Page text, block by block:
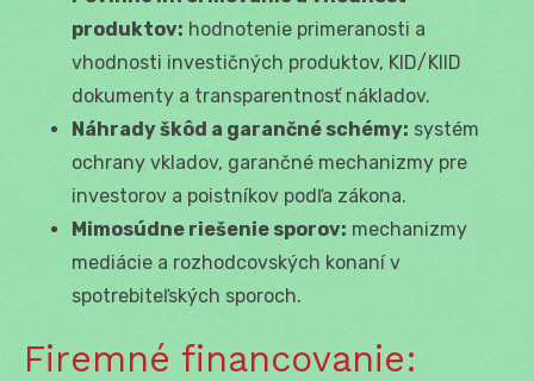
produktov: hodnotenie primeranosti a
vhodnosti investičných produktov, KID/KIID
dokumenty a transparentnosť nákladov.
Náhrady škôd a garančné schémy: systém
ochrany vkladov, garančné mechanizmy pre
investorov a poistníkov podľa zákona.
Mimosúdne riešenie sporov: mechanizmy
mediácie a rozhodcovských konaní v
spotrebiteľských sporoch.
Firemné financovanie: